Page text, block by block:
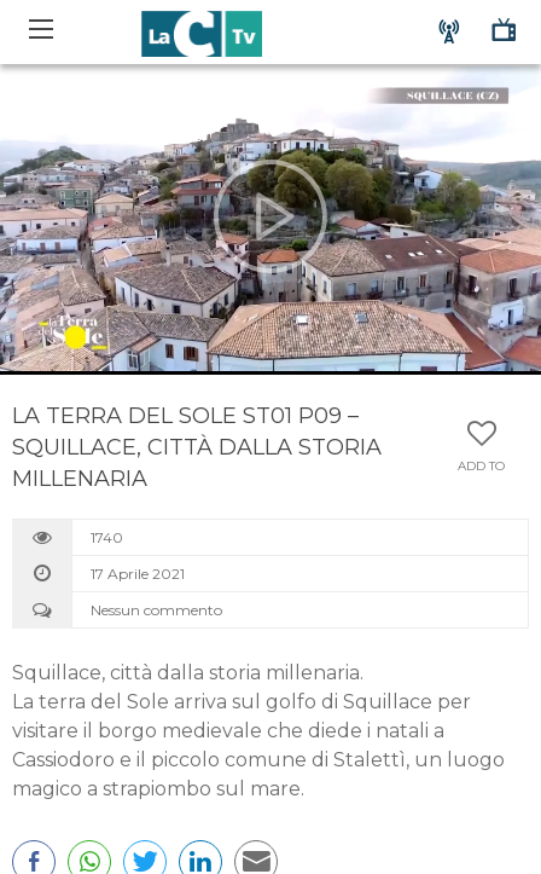
ADD TO
LA TERRA DEL SOLE ST01 P09 –
SQUILLACE, CITTÀ DALLA STORIA
MILLENARIA
1740
17 Aprile 2021
Nessun commento
Squillace, città dalla storia millenaria.
La terra del Sole arriva sul golfo di Squillace per
visitare il borgo medievale che diede i natali a
Cassiodoro e il piccolo comune di Stalettì, un luogo
magico a strapiombo sul mare.